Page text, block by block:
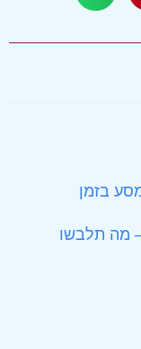
בזמן
מה תלבשו